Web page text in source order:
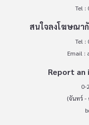
Tel :
สนใจลงโฆษณา
Tel :
Email :
Report an
0-
(จันทร์ -